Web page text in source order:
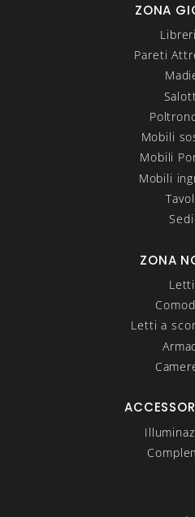
ZONA
Pareti
Mobili
Mobili
Mobili
ZONA
Letti
Letti a